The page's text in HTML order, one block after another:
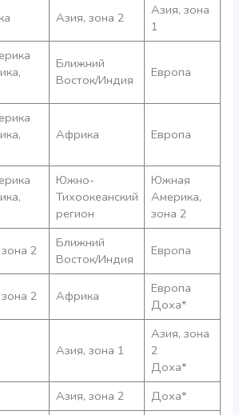
Азия, зона 2
Азия, зона
1
Ближний
Восток/Индия
Европа
Африка Европа
Южно-
Тихоокеанский
регион
Южная
Америка,
зона 2
2
Ближний
Восток/Индия
Европа
2 Африка
Европа
Доха*
Азия, зона 1
Азия, зона
2
Доха*
Азия, зона 2 Доха*